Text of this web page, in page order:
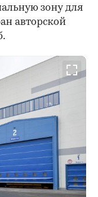
зону для
авторской